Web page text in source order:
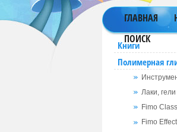
ГЛАВНАЯ
ПОИСК
Книги
Полимерная
Лаки,
Fimo
Fimo Effect